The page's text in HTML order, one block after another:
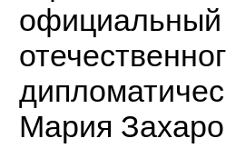
официальный
Мария